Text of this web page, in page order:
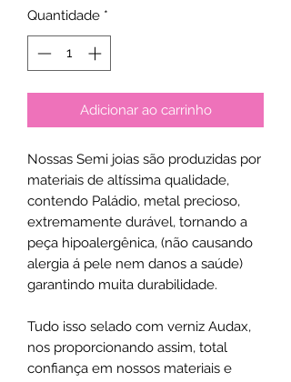
Quantidade *
Adicionar ao carrinho
Nossas Semi joias são produzidas por
materiais de altíssima qualidade,
contendo Paládio, metal precioso,
extremamente durável, tornando a
peça hipoalergênica, (não causando
alergia á pele nem danos a saúde)
garantindo muita durabilidade.
Tudo isso selado com verniz Audax,
nos proporcionando assim, total
confiança em nossos materiais e